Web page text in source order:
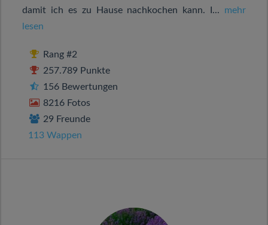
damit ich es zu Hause nachkochen kann. I... mehr
lesen
Rang #2
257.789 Punkte
156 Bewertungen
8216 Fotos
29 Freunde
113 Wappen